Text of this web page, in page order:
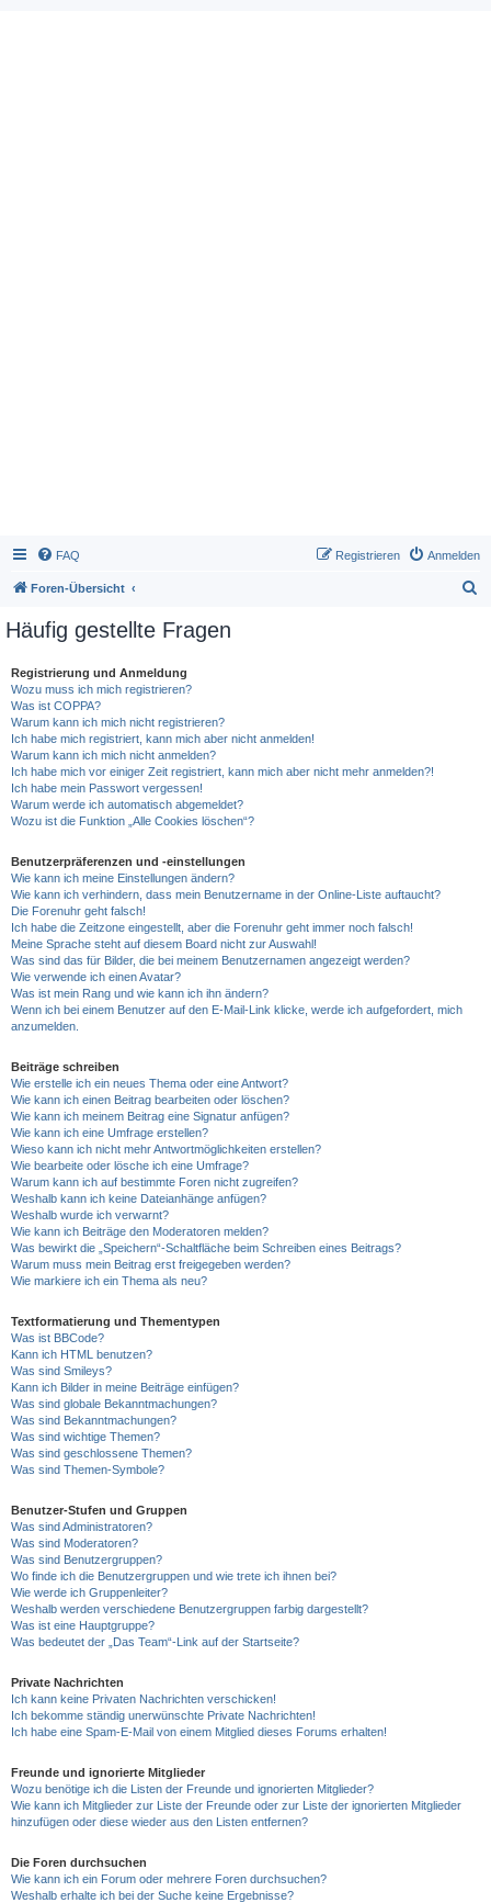
FAQ Anmelden
Registrieren
Foren-Übersicht
Häufig gestellte Fragen
Registrierung und Anmeldung
Wozu muss ich mich registrieren?
Was ist COPPA?
Warum kann ich mich nicht registrieren?
Ich habe mich registriert, kann mich aber nicht anmelden!
Warum kann ich mich nicht anmelden?
Ich habe mich vor einiger Zeit registriert, kann mich aber nicht mehr anmelden?!
Ich habe mein Passwort vergessen!
Warum werde ich automatisch abgemeldet?
Wozu ist die Funktion „Alle Cookies löschen“?
Benutzerpräferenzen und -einstellungen
Wie kann ich meine Einstellungen ändern?
Wie kann ich verhindern, dass mein Benutzername in der Online-Liste auftaucht?
Die Forenuhr geht falsch!
Ich habe die Zeitzone eingestellt, aber die Forenuhr geht immer noch falsch!
Meine Sprache steht auf diesem Board nicht zur Auswahl!
Was sind das für Bilder, die bei meinem Benutzernamen angezeigt werden?
Wie verwende ich einen Avatar?
Was ist mein Rang und wie kann ich ihn ändern?
Wenn ich bei einem Benutzer auf den E-Mail-Link klicke, werde ich aufgefordert, mich
anzumelden.
Beiträge schreiben
Wie erstelle ich ein neues Thema oder eine Antwort?
Wie kann ich einen Beitrag bearbeiten oder löschen?
Wie kann ich meinem Beitrag eine Signatur anfügen?
Wie kann ich eine Umfrage erstellen?
Wieso kann ich nicht mehr Antwortmöglichkeiten erstellen?
Wie bearbeite oder lösche ich eine Umfrage?
Warum kann ich auf bestimmte Foren nicht zugreifen?
Weshalb kann ich keine Dateianhänge anfügen?
Weshalb wurde ich verwarnt?
Wie kann ich Beiträge den Moderatoren melden?
Was bewirkt die „Speichern“-Schaltfläche beim Schreiben eines Beitrags?
Warum muss mein Beitrag erst freigegeben werden?
Wie markiere ich ein Thema als neu?
Textformatierung und Thementypen
Was ist BBCode?
Kann ich HTML benutzen?
Was sind Smileys?
Kann ich Bilder in meine Beiträge einfügen?
Was sind globale Bekanntmachungen?
Was sind Bekanntmachungen?
Was sind wichtige Themen?
Was sind geschlossene Themen?
Was sind Themen-Symbole?
Benutzer-Stufen und Gruppen
Was sind Administratoren?
Was sind Moderatoren?
Was sind Benutzergruppen?
Wo finde ich die Benutzergruppen und wie trete ich ihnen bei?
Wie werde ich Gruppenleiter?
Weshalb werden verschiedene Benutzergruppen farbig dargestellt?
Was ist eine Hauptgruppe?
Was bedeutet der „Das Team“-Link auf der Startseite?
Private Nachrichten
Ich kann keine Privaten Nachrichten verschicken!
Ich bekomme ständig unerwünschte Private Nachrichten!
Ich habe eine Spam-E-Mail von einem Mitglied dieses Forums erhalten!
Freunde und ignorierte Mitglieder
Wozu benötige ich die Listen der Freunde und ignorierten Mitglieder?
Wie kann ich Mitglieder zur Liste der Freunde oder zur Liste der ignorierten Mitglieder
hinzufügen oder diese wieder aus den Listen entfernen?
Die Foren durchsuchen
Wie kann ich ein Forum oder mehrere Foren durchsuchen?
Weshalb erhalte ich bei der Suche keine Ergebnisse?